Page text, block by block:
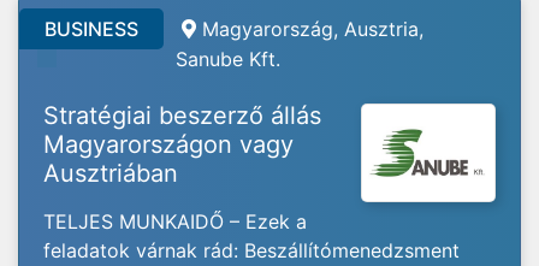
BUSINESS
Magyarország, Ausztria,
Sanube Kft.
Stratégiai beszerző állás
Magyarországon vagy
Ausztriában
TELJES MUNKAIDŐ – Ezek a
feladatok várnak rád: Beszállítómenedzsment